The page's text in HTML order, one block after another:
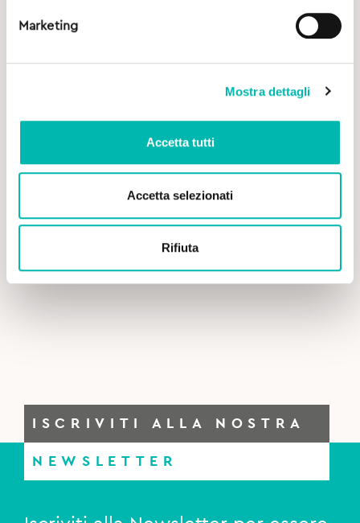
Marketing
Mostra dettagli
Accetta tutti
Accetta selezionati
Rifiuta
price
5,90€.
price
4,90€.
ISCRIVITI ALLA NOSTRA
NEWSLETTER